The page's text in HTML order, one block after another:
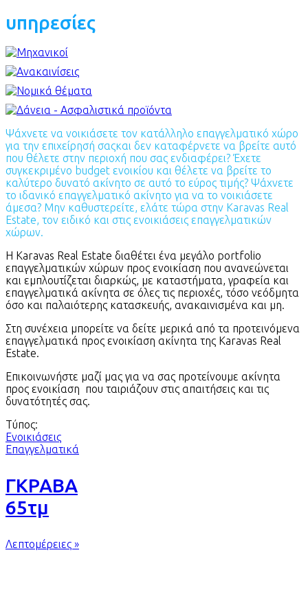
υπηρεσίες
Ψάχνετε να νοικιάσετε τον κατάλληλο επαγγελματικό χώρο
για την επιχείρησή σαςκαι δεν καταφέρνετε να βρείτε αυτό
που θέλετε στην περιοχή που σας ενδιαφέρει? Έχετε
συγκεκριμένο budget ενοικίου και θέλετε να βρείτε το
καλύτερο δυνατό ακίνητο σε αυτό το εύρος τιμής? Ψάχνετε
το ιδανικό επαγγελματικό ακίνητο για να το νοικιάσετε
άμεσα? Μην καθυστερείτε, ελάτε τώρα στην Karavas Real
Estate, τον ειδικό και στις ενοικιάσεις επαγγελματικών
χώρων.
Η Karavas Real Estate διαθέτει ένα μεγάλο portfolio
επαγγελματικών χώρων προς ενοικίαση που ανανεώνεται
και εμπλουτίζεται διαρκώς, με καταστήματα, γραφεία και
επαγγελματικά ακίνητα σε όλες τις περιοχές, τόσο νεόδμητα
όσο και παλαιότερης κατασκευής, ανακαινισμένα και μη.
Στη συνέχεια μπορείτε να δείτε μερικά από τα προτεινόμενα
επαγγελματικά προς ενοικίαση ακίνητα της Karavas Real
Estate.
Επικοινωνήστε μαζί μας για να σας προτείνουμε ακίνητα
προς ενοικίαση που ταιριάζουν στις απαιτήσεις και τις
δυνατότητές σας.
Τύπος:
Ενοικιάσεις
Επαγγελματικά
ΓΚΡΑΒΑ
65τμ
Λεπτομέρειες »